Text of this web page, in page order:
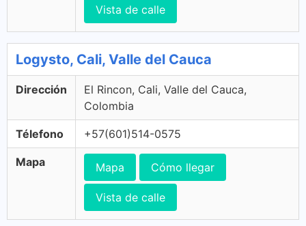
Vista de calle
Logysto, Cali, Valle del Cauca
Dirección
El Rincon, Cali, Valle del Cauca,
Colombia
Télefono +57(601)514-0575
Mapa Mapa Cómo llegar
Vista de calle